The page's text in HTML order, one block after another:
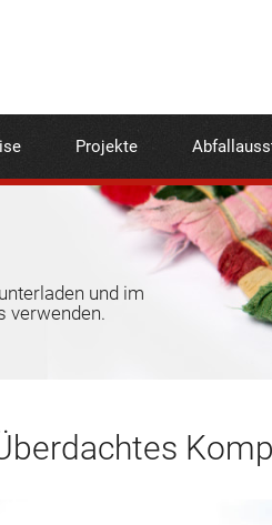
Projekte
und im
verwenden.